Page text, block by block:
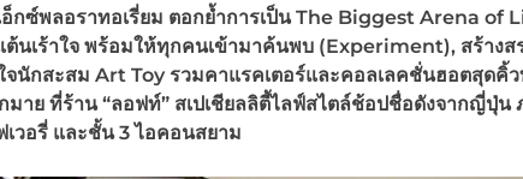
กซ์พลอราทอเรี่ยม ตอกย้ำการเป็นThe Biggest Arena of
ต้นเร้าใจ พร้อมให้ทุกคนเข้ามาค้นพบ (Experiment), สร้า
ใจนักสะสม Art Toy รวมคาแรคเตอร์และคอลเลคชั่นฮอตสุด
าย ที่ร้าน “ลอฟท์” สเปเชียลลิตี้ไลฟ์สไตล์ช้อปชื่อดังจากญี่ปุ่น
วอรี่ และชั้น 3 ไอคอนสยาม